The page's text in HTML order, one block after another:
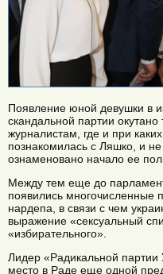
Появление юной девушки в
скандальной партии
журналистам, где и при
познакомилась с Ляшко, и
ознаменовано начало ее
Между тем еще до
появились многочисленные
нардепа, в связи с чем
выражение «сексуальный
«избирательного».
Лидер «Радикальной
место в Раде еще одной